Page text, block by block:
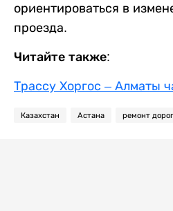
ориентироваться в
проезда.
Читайте также:
Трассу Хоргос – Алматы
Казахстан Астана ремонт